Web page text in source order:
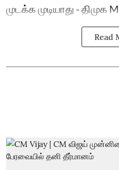
முடக்க முடியாது -
Read